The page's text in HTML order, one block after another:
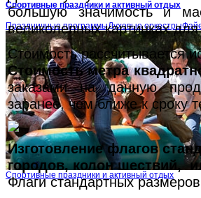
Спортивные праздники и активный отдых
Праздничные программыДуховые
Спортивные праздники и активный отдых
большую значимость и
великолепных картинках
Стоимость рассчитывается
Стоимость метра
заказами на данную
заранее, чем ближе к сроку
Изготовление флагов
городов, колон шествий,
Флаги стандартных